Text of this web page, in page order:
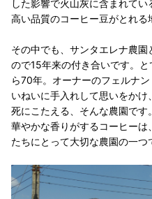
した影響で火山灰に含まれて
高い品質のコーヒー豆がとれる
その中でも、サンタエレナ農
ので15年来の付き合いです。
ら70年。オーナーのフェルナ
いねいに手入れして思いをか
死にこたえる、そんな農園で
華やかな香りがするコーヒー
たちにとって大切な農園の一つ